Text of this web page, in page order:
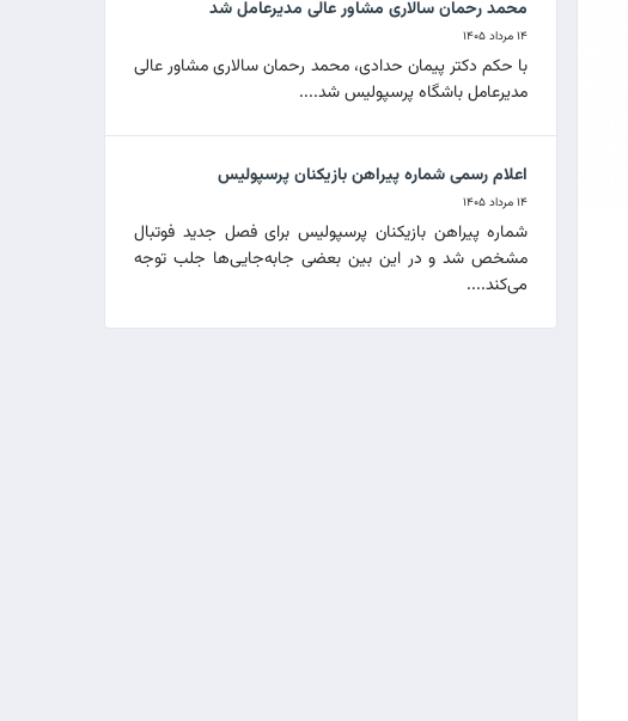
محمد رحمان سالاری مشاور عالی مدیرعامل شد
۱۴ مرداد ۱۴۰۵
با حکم دکتر پیمان حدادی، محمد رحمان سالاری مشاور عالی
مدیرعامل باشگاه پرسپولیس شد....
اعلام رسمی شماره پیراهن بازیکنان پرسپولیس
۱۴ مرداد ۱۴۰۵
شماره پیراهن بازیکنان پرسپولیس برای فصل جدید فوتبال
مشخص شد و در این بین بعضی جابه‌جایی‌ها جلب توجه
می‌کند....